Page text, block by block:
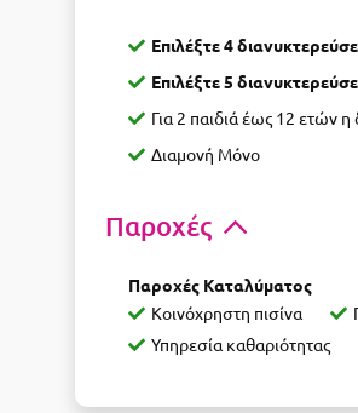
Επιλέξτε 4
Επιλέξτε 5
Για 2 παιδιά έως 12 ετών
Διαμονή Μόνο
Παροχές
Παροχές Καταλύματος
Κοινόχρηστη πισίνα
Υπηρεσία καθαριότητας